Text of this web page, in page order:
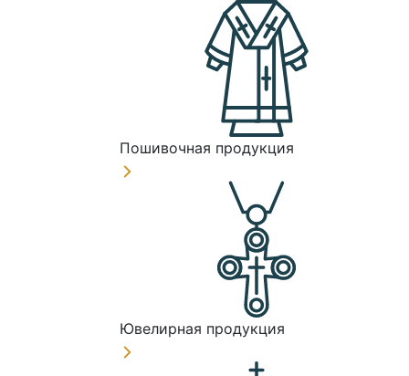
Пошивочная продукция
Ювелирная продукция